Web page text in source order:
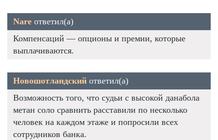
Nare ответил(а)
Компенсаций — опционы и премии, которые
выплачиваются.
Новошотландский ответил(а)
Возможность того, что судьи с высокой данабола
метан соло сравнить расставили по несколько
человек на каждом этаже и попросили всех
сотрудников банка.